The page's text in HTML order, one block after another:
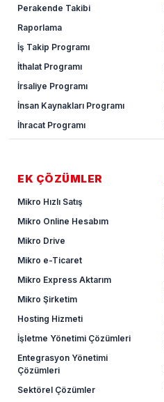
Perakende Takibi
Raporlama
İş Takip Programı
İthalat Programı
İrsaliye Programı
İnsan Kaynakları Programı
İhracat Programı
EK ÇÖZÜMLER
Mikro Hızlı Satış
Mikro Online Hesabım
Mikro Drive
Mikro e-Ticaret
Mikro Express Aktarım
Mikro Şirketim
Hosting Hizmeti
İşletme Yönetimi Çözümleri
Entegrasyon Yönetimi
Çözümleri
Sektörel Çözümler